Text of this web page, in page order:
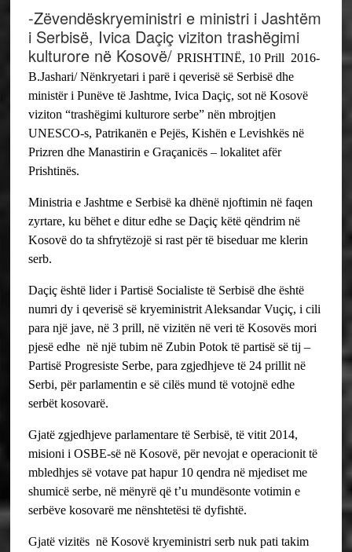
-Zëvendëskryeministri e ministri i Jashtëm
i Serbisë, Ivica Daçiç viziton trashëgimi
kulturore në Kosovë/ PRISHTINË, 10 Prill 2016-
B.Jashari/ Nënkryetari i parë i qeverisë së Serbisë dhe
ministër i Punëve të Jashtme, Ivica Daçiç, sot në Kosovë
viziton “trashëgimi kulturore serbe” nën mbrojtjen
UNESCO-s, Patrikanën e Pejës, Kishën e Levishkës në
Prizren dhe Manastirin e Graçanicës – lokalitet afër
Prishtinës.
Ministria e Jashtme e Serbisë ka dhënë njoftimin në faqen
zyrtare, ku bëhet e ditur edhe se Daçiç këtë qëndrim në
Kosovë do ta shfrytëzojë si rast për të biseduar me klerin
serb.
Daçiç është lider i Partisë Socialiste të Serbisë dhe është
numri dy i qeverisë së kryeministrit Aleksandar Vuçiç, i cili
para një jave, në 3 prill, në vizitën në veri të Kosovës mori
pjesë edhe në një tubim në Zubin Potok të partisë së tij –
Partisë Progresiste Serbe, para zgjedhjeve të 24 prillit në
Serbi, për parlamentin e së cilës mund të votojnë edhe
serbët kosovarë.
Gjatë zgjedhjeve parlamentare të Serbisë, të vitit 2014,
misioni i OSBE-së në Kosovë, për nevojat e operacionit të
mbledhjes së votave pat hapur 10 qendra në mjediset me
shumicë serbe, në mënyrë që t’u mundësonte votimin e
serbëve kosovarë me nënshtetësi të dyfishtë.
Gjatë vizitës në Kosovë kryeministri serb nuk pati takim